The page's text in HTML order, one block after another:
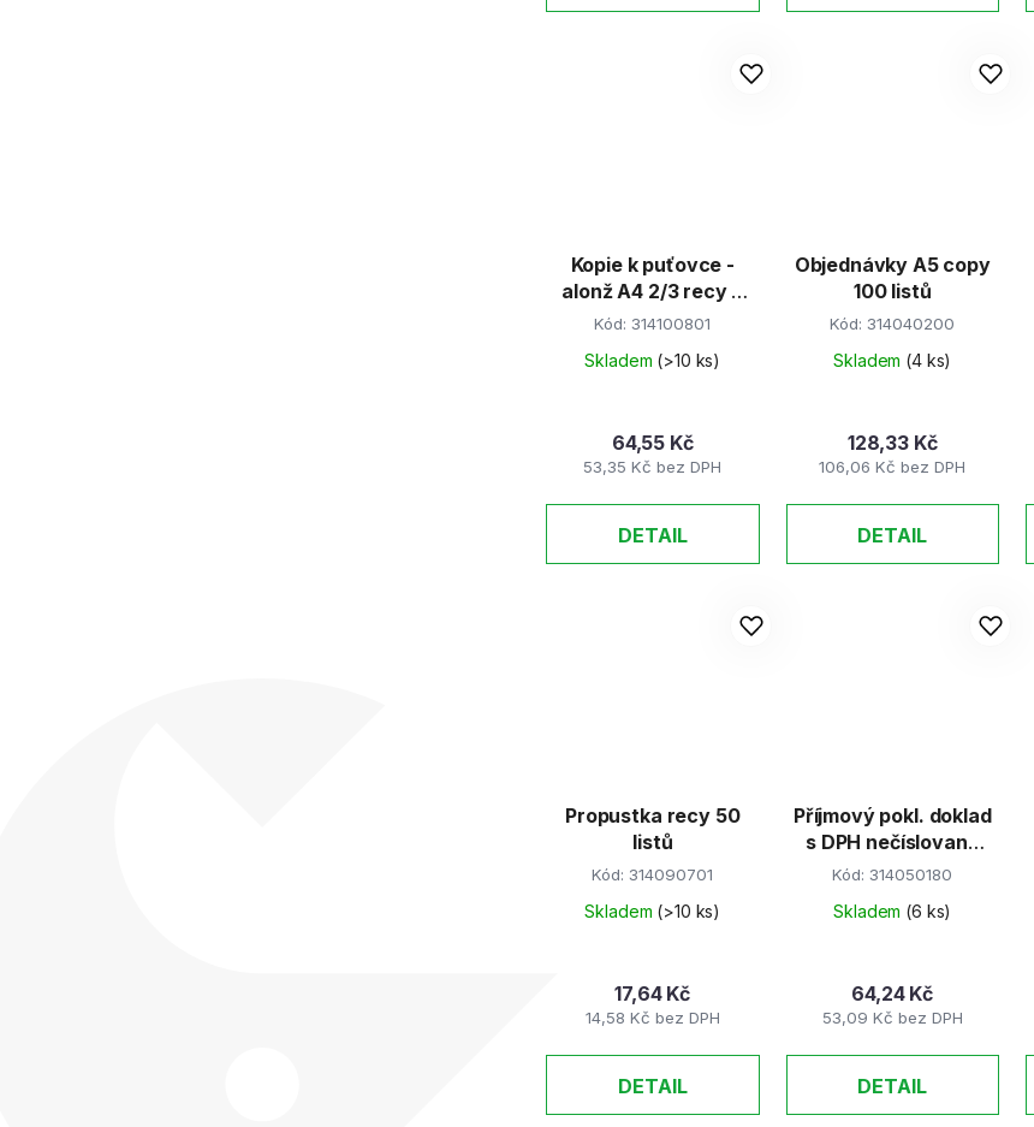
Kopie k puťovce -
alonž A4 2/3 recy 5
listů
Kód:314100801
Skladem (>10 ks)
53,35 Kč bez DPH
64,55 Kč
DETAIL
Objednávky A5 copy
100 listů
Kód:314040200
Skladem (4 ks)
106,06 Kč bez DPH
128,33 Kč
DETAIL
Propustka recy 50
listů
Kód:314090701
Skladem (>10 ks)
14,58 Kč bez DPH
17,64 Kč
DETAIL
Příjmový pokl. doklad
s DPH nečíslovaný
A6/100/copy
Kód:314050180
Skladem (6 ks)
53,09 Kč bez DPH
64,24 Kč
DETAIL